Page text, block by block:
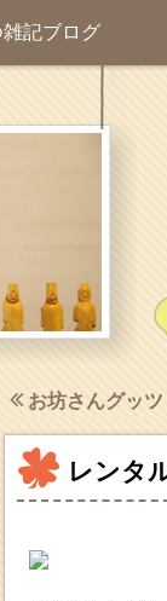
記ブログ
お坊さんグッ
レンタ